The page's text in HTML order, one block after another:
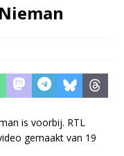
is voorbij. RTL
gemaakt van 19